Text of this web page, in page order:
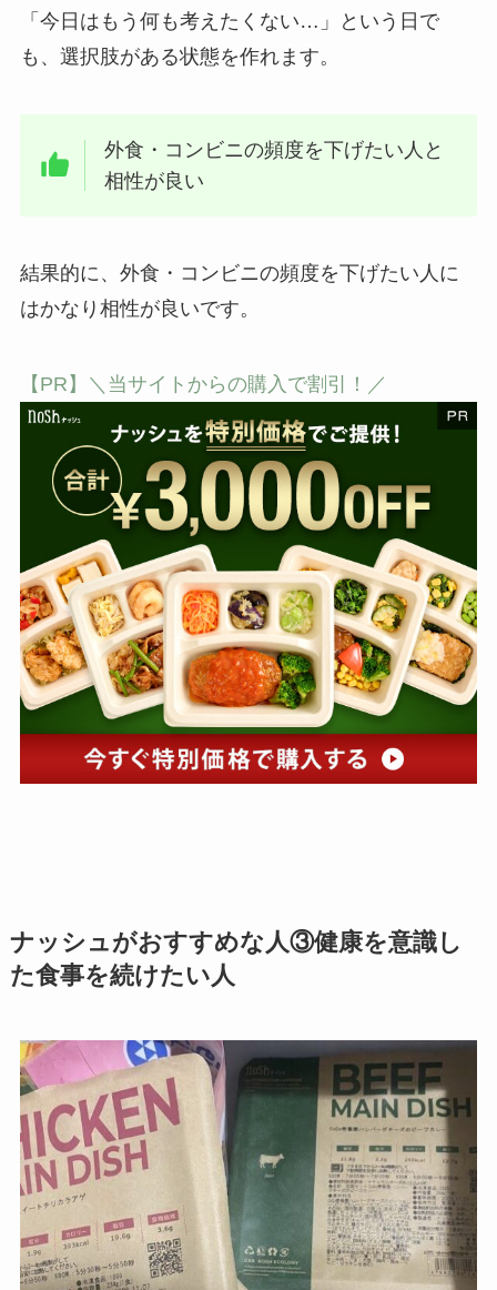
「今日はもう何も考えたくない…」という日で
も、選択肢がある状態を作れます。
外食・コンビニの頻度を下げたい人と
相性が良い
結果的に、外食・コンビニの頻度を下げたい人に
はかなり相性が良いです。
【PR】＼当サイトからの購入で割引！／
ナッシュがおすすめな人③健康を意識し
た食事を続けたい人